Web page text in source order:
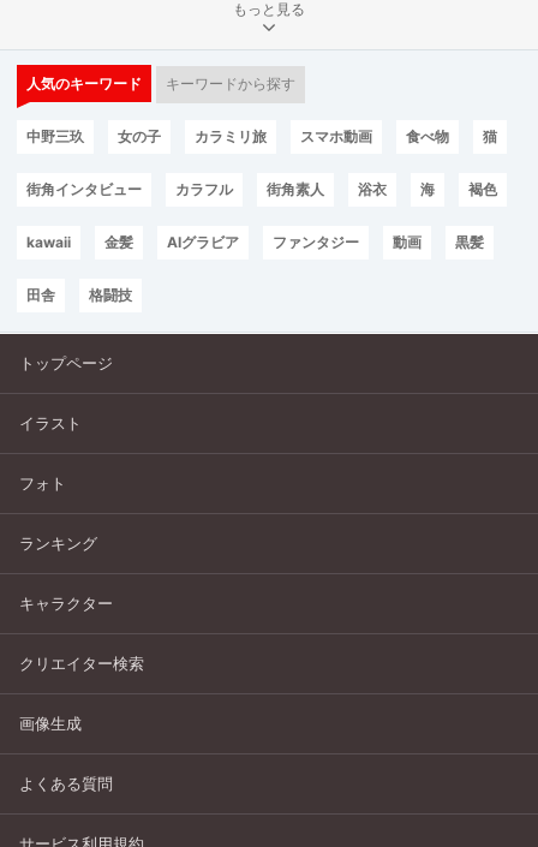
もっと見る
人気のキーワード キーワードから探す
中野三玖 女の子 カラミリ旅 スマホ動画 食べ物 猫
街角インタビュー カラフル 街角素人 浴衣 海 褐色
kawaii 金髪 AIグラビア ファンタジー 動画 黒髪
田舎 格闘技
トップページ
イラスト
フォト
ランキング
キャラクター
クリエイター検索
画像生成
よくある質問